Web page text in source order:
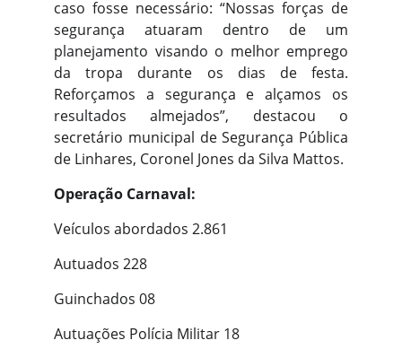
caso fosse necessário: “Nossas forças de
segurança atuaram dentro de um
planejamento visando o melhor emprego
da tropa durante os dias de festa.
Reforçamos a segurança e alçamos os
resultados almejados”, destacou o
secretário municipal de Segurança Pública
de Linhares, Coronel Jones da Silva Mattos.
Operação Carnaval:
Veículos abordados 2.861
Autuados 228
Guinchados 08
Autuações Polícia Militar 18